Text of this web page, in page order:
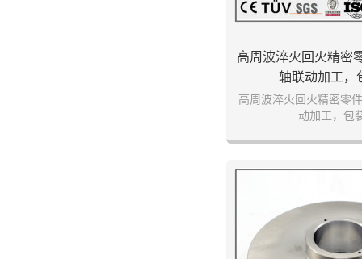
高周波淬火回火精密
轴联动加工，
高周波淬火回火精密零
动加工，包